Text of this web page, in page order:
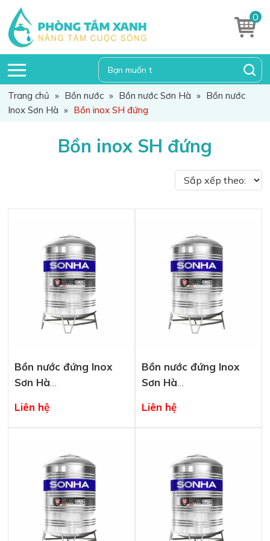
0
Trang chủ » Bồn nước » Bồn nước Sơn Hà » Bồn nước
Inox Sơn Hà » Bồn inox SH đứng
Bồn inox SH đứng
Bồn nước đứng Inox
Sơn Hà
Liên hệ
Bồn nước đứng Inox
Sơn Hà
Liên hệ